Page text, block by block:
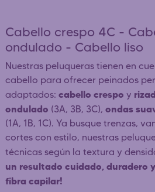
Cabello crespo 4C -
ondulado - Cabello liso
Nuestras peluqueras tienen en
cabello para ofrecer peinados
adaptados: cabello crespo y
ondulado (3A, 3B, 3C), ondas
(1A, 1B, 1C). Ya busque trenzas,
cortes con estilo, nuestras
técnicas según la textura y
un resultado cuidado, duradero
fibra capilar!